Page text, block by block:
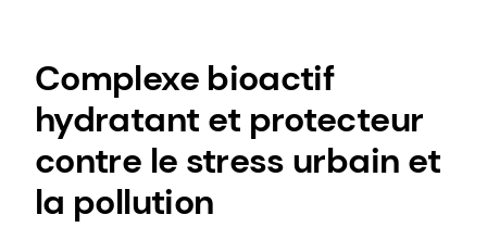
Complexe bioactif
hydratant et protecteur
contre le stress urbain et
la pollution